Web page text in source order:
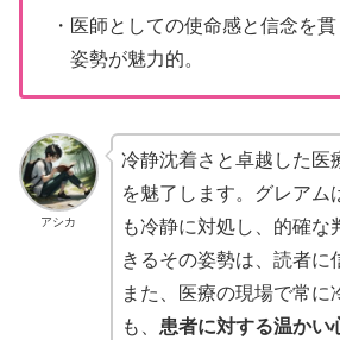
・医師としての使命感と信念を貫
姿勢が魅力的。
アシカ
冷静沈着さと卓越した医
を魅了します。グレアム
も冷静に対処し、的確な
きるその姿勢は、読者に
また、医療の現場で常に
も、 患者に対する温かい